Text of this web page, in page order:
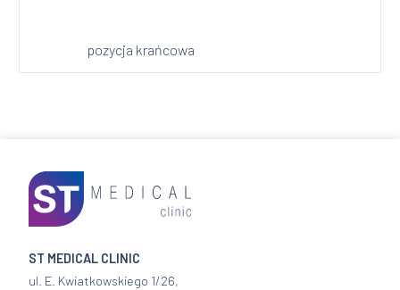
pozycja krańcowa
ST MEDICAL CLINIC
ul. E. Kwiatkowskiego 1/26,